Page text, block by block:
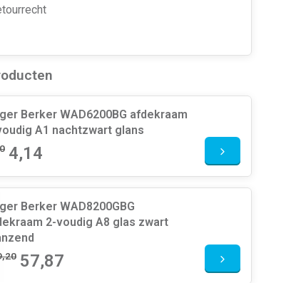
Berker WAD6200BG afdekraam
A1 nachtzwart glans
4,14
Berker WAD8200GBG
2-voudig A8 glas zwart
57,87